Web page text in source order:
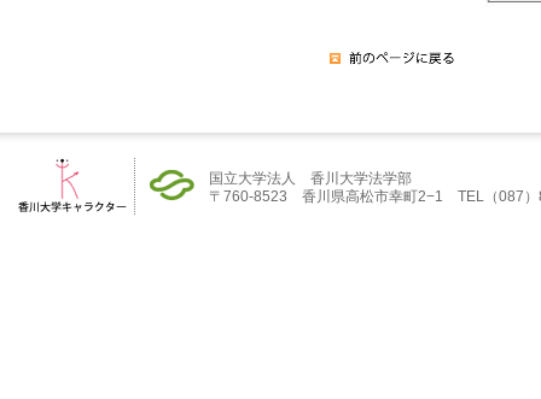
国立大学法人 香川大学法学部
〒760-8523 香川県高松市幸町2−1 TEL（087）